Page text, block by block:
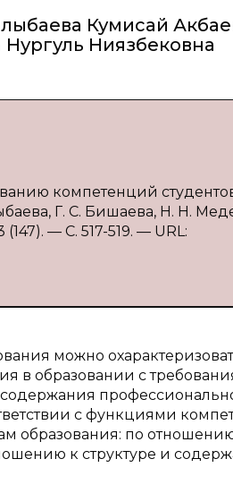
Кумисай
Ниязбековна
компетенций
Г. С. Бишаева, Н. Н.
— С. 517-519. — URL:
можно
в образовании с
с функциями
образования: по отношению
к структуре и